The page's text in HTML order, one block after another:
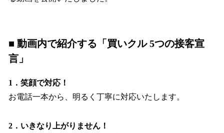
■ 動画内で紹介する「買いクル 5つの接客宣
言」
1．笑顔で対応！
お電話一本から、明るく丁寧に対応いたします。
2．いきなり上がりません！